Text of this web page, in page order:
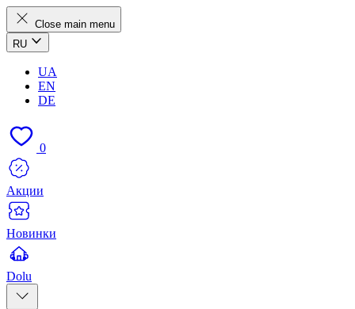
Close main menu
RU
UA
EN
DE
0
Акции
Новинки
Dolu